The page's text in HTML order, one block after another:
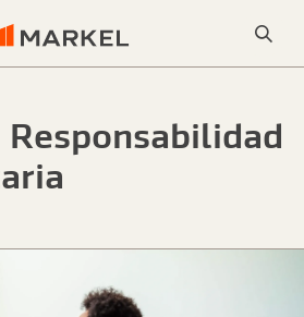
Responsabilidad